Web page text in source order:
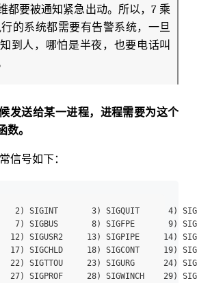
都要被通知紧急出动。所以，7 乘
的系统都需要有告警系统，一旦
到人，哪怕是半夜，也要电话叫
发送给某一进程，进程需要为这个
数。
信号如下：
2) SIGINT       3) SIGQUIT      4)
7) SIGBUS       8) SIGFPE       9)
12) SIGUSR2     13) SIGPIPE     14)
17) SIGCHLD     18) SIGCONT     19)
22) SIGTTOU     23) SIGURG      24)
27) SIGPROF     28) SIGWINCH    29)